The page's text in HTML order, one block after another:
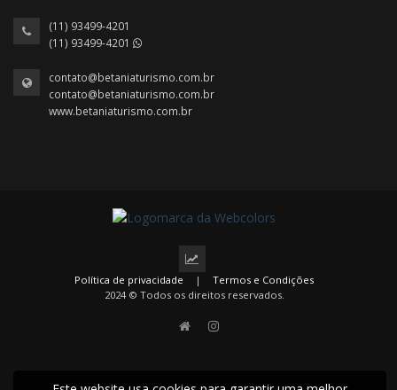
(11) 93499-4201
(11) 93499-4201
contato@betaniaturismo.com.br
contato@betaniaturismo.com.br
www.betaniaturismo.com.br
Política de privacidade |
Termos e Condições
2024 © Todos os direitos reservados.